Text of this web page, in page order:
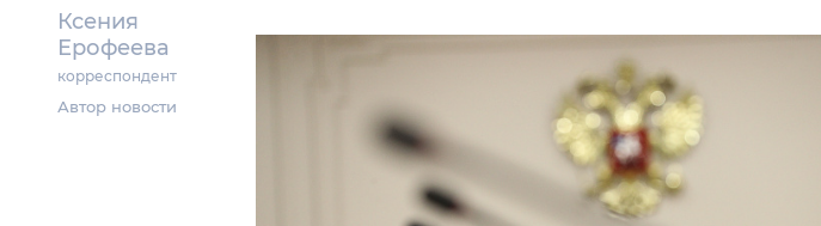
Ксения
Ерофеева
корреспондент
Автор новости